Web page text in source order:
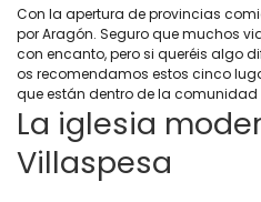
Con la apertura de provincias
por Aragón. Seguro que muchos
con encanto, pero si queréis algo
os recomendamos estos cinco
que están dentro de la comunidad
La iglesia
Villaspesa